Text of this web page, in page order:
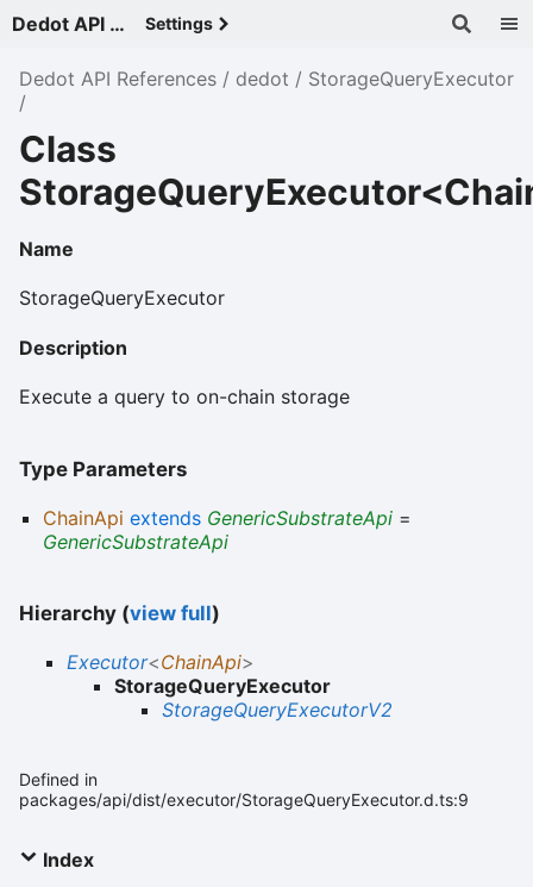
Dedot API References - v Settings
Dedot API References dedot StorageQueryExecutor
Class
Name
StorageQueryExecutor
Description
Execute a query to on-chain storage
Type Parameters
ChainApi extends GenericSubstrateApi =
GenericSubstrateApi
Hierarchy (view full)
Executor<ChainApi>
StorageQueryExecutor
StorageQueryExecutorV2
Defined in
packages/api/dist/executor/StorageQueryExecutor.d.ts:9
Index